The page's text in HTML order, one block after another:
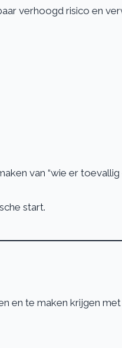
verhoogd risico en
van “wie er toevallig
start.
en te maken krijgen